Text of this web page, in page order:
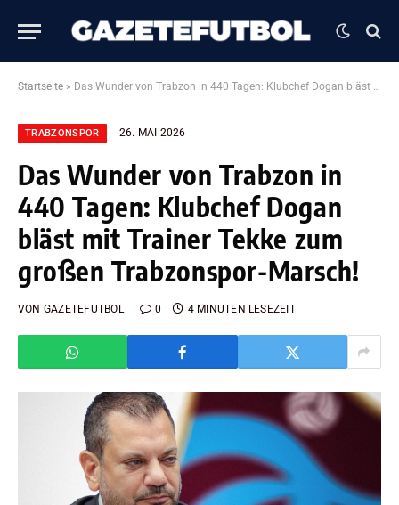
Startseite » Das Wunder von Trabzon in 440 Tagen: Klubchef Dogan bläst mit Trainer Tekke zum großen Trabzonspor-Marsch!
TRABZONSPOR 26. MAI 2026
Das Wunder von Trabzon in
440 Tagen: Klubchef Dogan
bläst mit Trainer Tekke zum
großen Trabzonspor-Marsch!
VON GAZETEFUTBOL 0 4 MINUTEN LESEZEIT